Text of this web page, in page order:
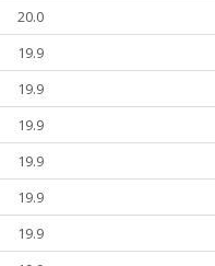
20.0
19.9
19.9
19.9
19.9
19.9
19.9